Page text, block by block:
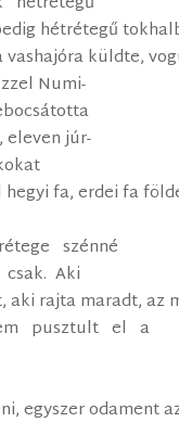
hétrétegű
küldte,
Numi­
eleven júr­
hegyi fa, erdei fa
szénné
Aki
aki rajta maradt, az
pusztult el a
egyszer odament